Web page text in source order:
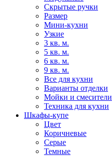
Скрытые ручки
Размер
Мини-кухни
Узкие
3 кв. м.
5 кв. м.
6 кв. м.
9 кв. м.
Все для кухни
Варианты отделки
Мойки и смесители
Техника для кухни
Шкафы-купе
Цвет
Коричневые
Серые
Темные